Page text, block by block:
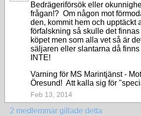
Bedrägeriförsök eller
frågan!? Om någon mot
den, kommit hem och upptäckt
förfalskning så skulle det
köpet men som alla vet så är
säljaren eller slantarna då
INTE!
Varning för MS Marintjänst -
Öresund! Att kalla sig för
Feb 13, 2014
2 medlemmar gillade detta